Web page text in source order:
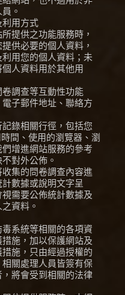
。
利用方式
提供之功能服務時，
供必要的個人資料，
用您的個人資料；未
人資料用於其他用
調查等互動性功能
子郵件地址、聯絡方
錄相關行徑，包括您
間、使用的瀏覽器、瀏
增進網站服務的參考
對外公佈。
集的問卷調查內容進
數據或說明文字呈
需要公佈統計數據及
資料。
系統等相關的各項資
施，加以保護網站及
施，只由經過授權的
關處理人員皆簽有保
將會受到相關的法律